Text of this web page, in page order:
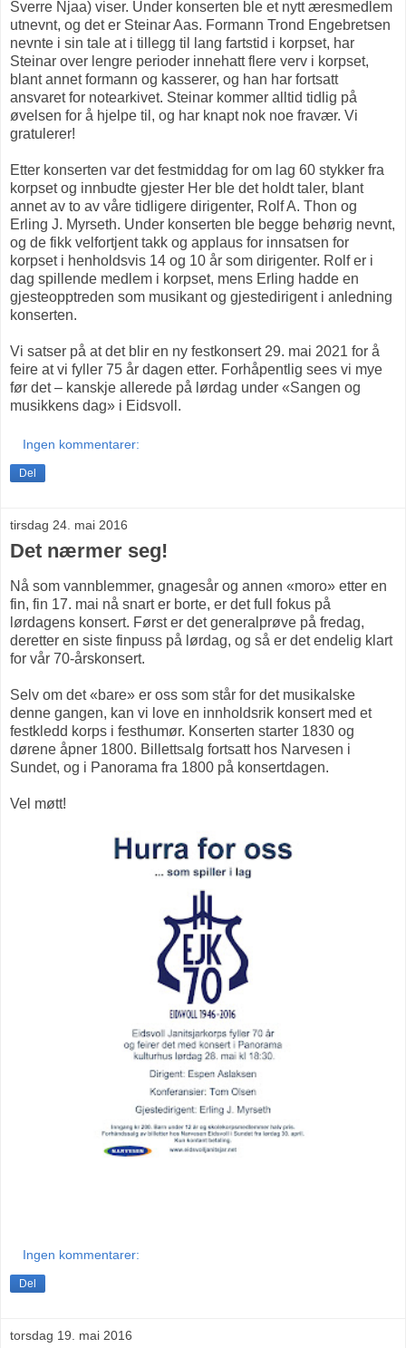
Sverre Njaa) viser. Under konserten ble et nytt æresmedlem
utnevnt, og det er Steinar Aas. Formann Trond Engebretsen
nevnte i sin tale at i tillegg til lang fartstid i korpset, har
Steinar over lengre perioder innehatt flere verv i korpset,
blant annet formann og kasserer, og han har fortsatt
ansvaret for notearkivet. Steinar kommer alltid tidlig på
øvelsen for å hjelpe til, og har knapt nok noe fravær. Vi
gratulerer!
Etter konserten var det festmiddag for om lag 60 stykker fra
korpset og innbudte gjester Her ble det holdt taler, blant
annet av to av våre tidligere dirigenter, Rolf A. Thon og
Erling J. Myrseth. Under konserten ble begge behørig nevnt,
og de fikk velfortjent takk og applaus for innsatsen for
korpset i henholdsvis 14 og 10 år som dirigenter. Rolf er i
dag spillende medlem i korpset, mens Erling hadde en
gjesteopptreden som musikant og gjestedirigent i anledning
konserten.
Vi satser på at det blir en ny festkonsert 29. mai 2021 for å
feire at vi fyller 75 år dagen etter. Forhåpentlig sees vi mye
før det – kanskje allerede på lørdag under «Sangen og
musikkens dag» i Eidsvoll.
Ingen kommentarer:
Del
tirsdag 24. mai 2016
Det nærmer seg!
Nå som vannblemmer, gnagesår og annen «moro» etter en
fin, fin 17. mai nå snart er borte, er det full fokus på
lørdagens konsert. Først er det generalprøve på fredag,
deretter en siste finpuss på lørdag, og så er det endelig klart
for vår 70-årskonsert.
Selv om det «bare» er oss som står for det musikalske
denne gangen, kan vi love en innholdsrik konsert med et
festkledd korps i festhumør. Konserten starter 1830 og
dørene åpner 1800. Billettsalg fortsatt hos Narvesen i
Sundet, og i Panorama fra 1800 på konsertdagen.
Vel møtt!
Ingen kommentarer:
Del
torsdag 19. mai 2016